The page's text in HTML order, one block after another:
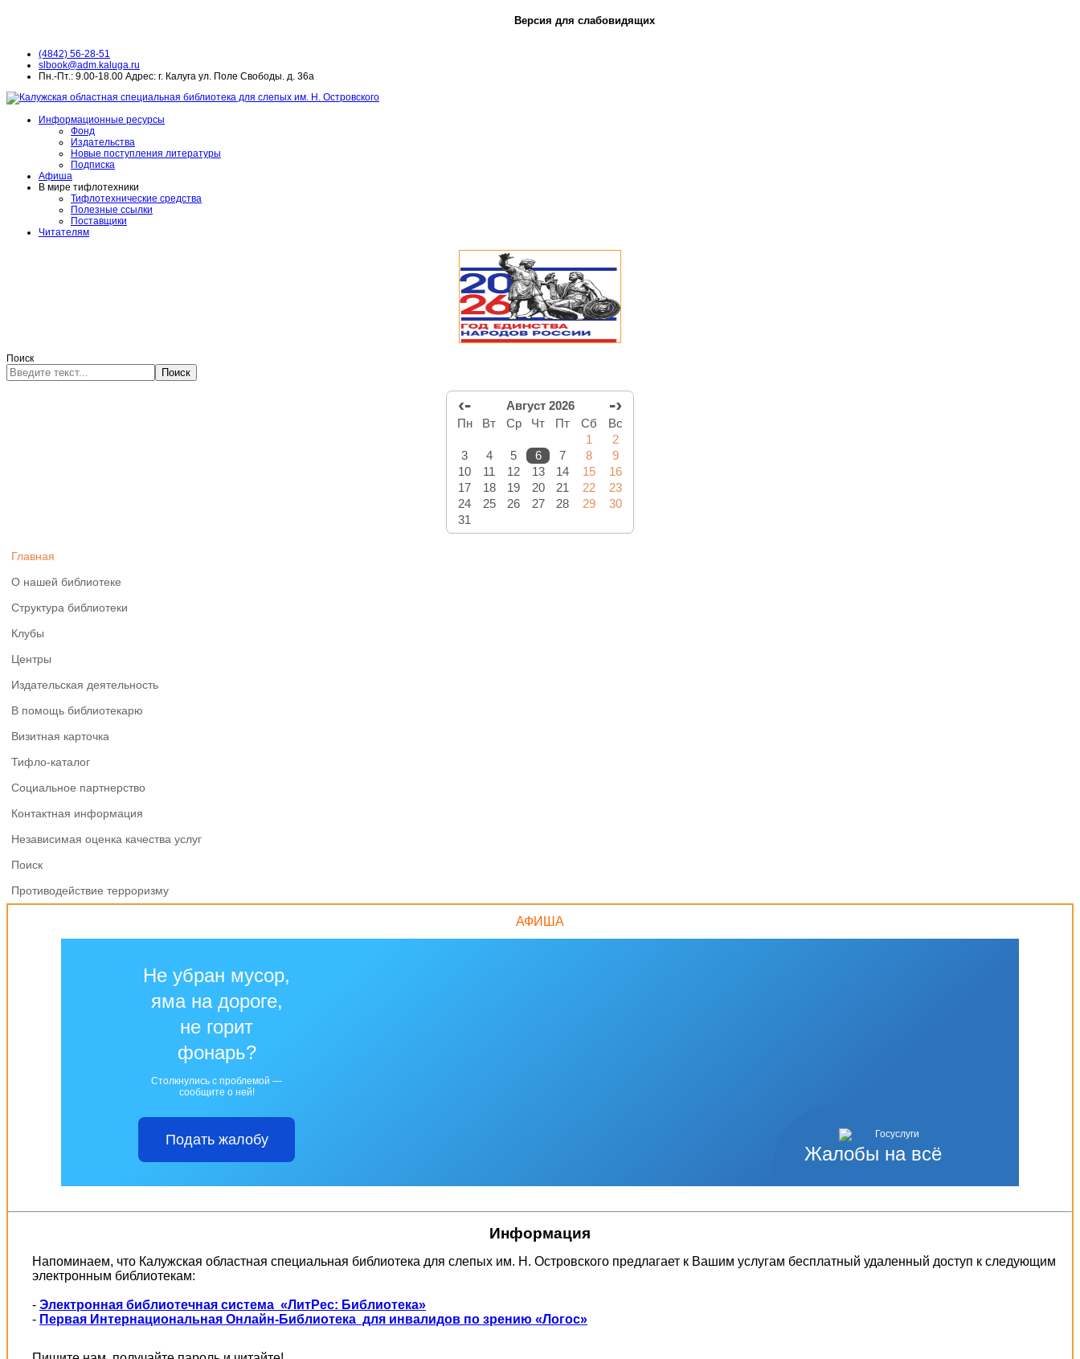
Версия для слабовидящих
(4842) 56-28-51
slbook@adm.kaluga.ru
Пн.-Пт.: 9.00-18.00 Адрес: г. Калуга ул. Поле Свободы. д. 36а
Информационные ресурсы
Фонд
Издательства
Новые поступления литературы
Подписка
Афиша
В мире тифлотехники
Тифлотехнические средства
Полезные ссылки
Поставщики
Читателям
Поиск
Поиск
‹- Август 2026 -›
Пн Вт Ср Чт Пт Сб
Вс
1
2
3
4 5 6 7 8
9
10
11 12 13 14 15
16
17
18 19 20 21 22
23
24
25 26 27 28 29
30
31
Главная
О нашей библиотеке
Структура библиотеки
Клубы
Центры
Издательская деятельность
В помощь библиотекарю
Визитная карточка
Тифло-каталог
Социальное партнерство
Контактная информация
Независимая оценка качества услуг
Поиск
Противодействие терроризму
АФИША
Жалобы на всё
Не убран мусор,
яма на дороге,
не горит
фонарь?
Столкнулись с проблемой —
сообщите о ней!
Подать жалобу
Информация
Напоминаем, что Калужская областная специальная библиотека для слепых им. Н. Островского предлагает к Вашим услугам бесплатный удаленный доступ к следующим
электронным библиотекам:
- Электронная библиотечная система «ЛитРес: Библиотека»
- Первая Интернациональная Онлайн-Библиотека для инвалидов по зрению «Логос»